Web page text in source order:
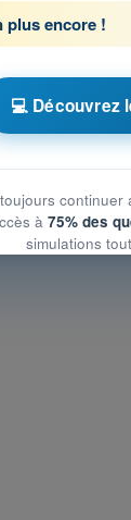
Drone
du risque
du risque
du risque au sol
plus encore !
💻 Découvrez
continuer
à 75% des
simulations